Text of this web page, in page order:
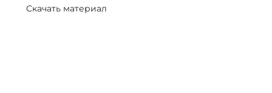
Скачать материал